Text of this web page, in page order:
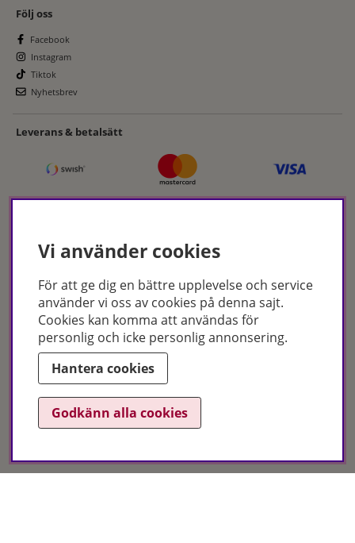
Följ oss
Facebook
Instagram
Tiktok
Nyhetsbrev
Leverans & betalsätt
Certifikat
Vi använder cookies
För att ge dig en bättre upplevelse och service
använder vi oss av cookies på denna sajt.
Cookies kan komma att användas för
personlig och icke personlig annonsering.
Hantera cookies
Godkänn alla cookies